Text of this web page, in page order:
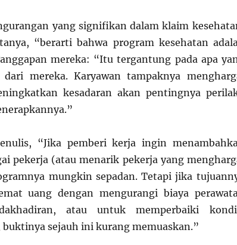
yang signifikan dalam klaim
“berarti bahwa program kesehatan
mereka: “Itu tergantung pada apa
mereka. Karyawan tampaknya
kesadaran akan pentingnya
“Jika pemberi kerja ingin
pekerja (atau menarik pekerja yang
mungkin sepadan. Tetapi jika
uang dengan mengurangi biaya
atau untuk memperbaiki
sejauh ini kurang memuaskan.”